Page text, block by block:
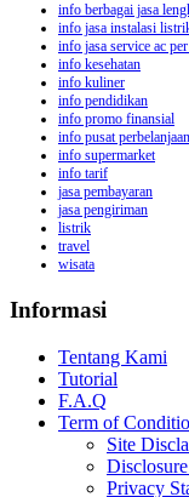
info berbagai jasa
info jasa instalasi
info jasa service ac
info kesehatan
info kuliner
info pendidikan
info promo finansial
info pusat perbelanjaan
info supermarket
info tarif
jasa pembayaran
jasa pengiriman
listrik
travel
wisata
Informasi
Tentang Kami
Tutorial
F.A.Q
Term of
Site
Privacy